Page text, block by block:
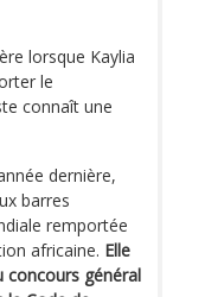
lorsque Kaylia
le
connaît une
dernière,
barres
remportée
africaine. Elle
concours général